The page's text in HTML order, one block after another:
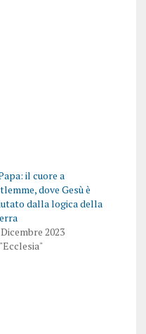
il cuore a
dove Gesù è
dalla logica della
2023